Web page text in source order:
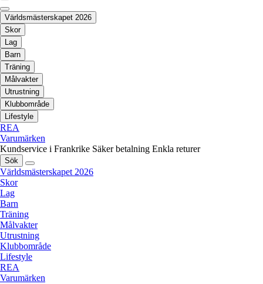
Världsmästerskapet 2026
Skor
Lag
Barn
Träning
Målvakter
Utrustning
Klubbområde
Lifestyle
REA
Varumärken
Kundservice i Frankrike Säker betalning Enkla returer
Sök
Världsmästerskapet 2026
Skor
Lag
Barn
Träning
Målvakter
Utrustning
Klubbområde
Lifestyle
REA
Varumärken